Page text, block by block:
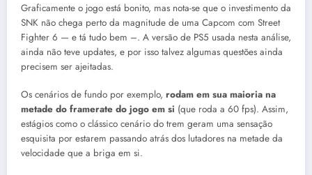
Graficamente o jogo está bonito, mas nota-se que o investimento da
SNK não chega perto da magnitude de uma Capcom com Street
Fighter 6 — e tá tudo bem –. A versão de PS5 usada nesta análise,
ainda não teve updates, e por isso talvez algumas questões ainda
precisem ser ajeitadas.
Os cenários de fundo por exemplo, rodam em sua maioria na
metade do framerate do jogo em si (que roda a 60 fps). Assim,
estágios como o clássico cenário do trem geram uma sensação
esquisita por estarem passando atrás dos lutadores na metade da
velocidade que a briga em si.